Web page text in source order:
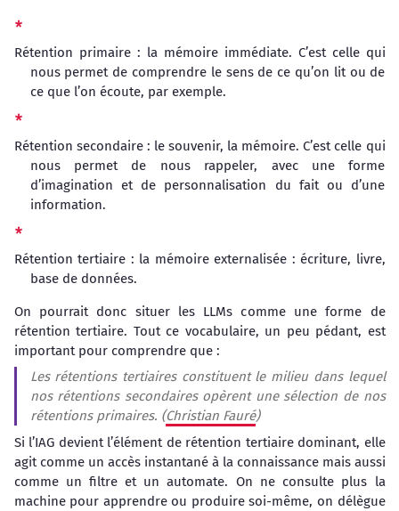
Rétention primaire : la mémoire immédiate. C’est celle qui
nous permet de comprendre le sens de ce qu’on lit ou de
ce que l’on écoute, par exemple.
Rétention secondaire : le souvenir, la mémoire. C’est celle qui
nous permet de nous rappeler, avec une forme
d’imagination et de personnalisation du fait ou d’une
information.
Rétention tertiaire : la mémoire externalisée : écriture, livre,
base de données.
On pourrait donc situer les LLMs comme une forme de
rétention tertiaire. Tout ce vocabulaire, un peu pédant, est
important pour comprendre que :
Les rétentions tertiaires constituent le milieu dans lequel
nos rétentions secondaires opèrent une sélection de nos
rétentions primaires. (Christian Fauré)
Si l’IAG devient l’élément de rétention tertiaire dominant, elle
agit comme un accès instantané à la connaissance mais aussi
comme un filtre et un automate. On ne consulte plus la
machine pour apprendre ou produire soi-même, on délègue